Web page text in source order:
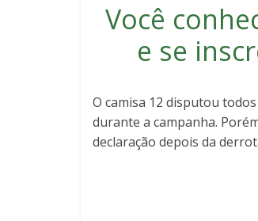
Você
e se
O camisa 12 disputou
durante a campanha.
declaração depois da